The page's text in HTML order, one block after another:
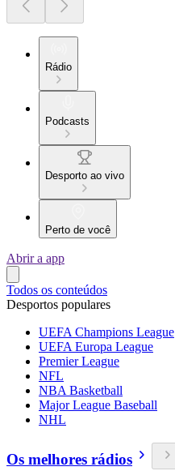
Rádio
Podcasts
Desporto ao vivo
Perto de você
Abrir a app
Todos os conteúdos
Desportos populares
UEFA Champions League
UEFA Europa League
Premier League
NFL
NBA Basketball
Major League Baseball
NHL
Os melhores rádios